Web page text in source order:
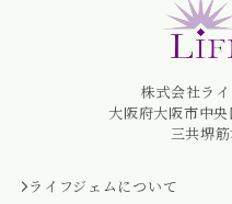
株式会社ラ
大阪府大阪市中
三共堺
ライフジェムについて